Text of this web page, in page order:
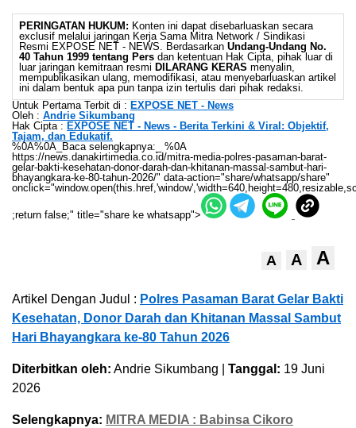
PERINGATAN HUKUM: Konten ini dapat disebarluaskan secara
exclusif melalui jaringan Kerja Sama Mitra Network / Sindikasi
Resmi EXPOSE NET - NEWS. Berdasarkan Undang-Undang No.
40 Tahun 1999 tentang Pers dan ketentuan Hak Cipta, pihak luar di
luar jaringan kemitraan resmi DILARANG KERAS menyalin,
mempublikasikan ulang, memodifikasi, atau menyebarluaskan artikel
ini dalam bentuk apa pun tanpa izin tertulis dari pihak redaksi.
Untuk Pertama Terbit di : EXPOSE NET - News
Oleh : Andrie Sikumbang
Hak Cipta : EXPOSE NET - News - Berita Terkini & Viral: Objektif,
Tajam, dan Edukatif.
%0A%0A_Baca selengkapnya:_ %0A
https://news.danakirtimedia.co.id/mitra-media-polres-pasaman-barat-
gelar-bakti-kesehatan-donor-darah-dan-khitanan-massal-sambut-hari-
bhayangkara-ke-80-tahun-2026/" data-action="share/whatsapp/share"
;return false;" title="share ke whatsapp">
A A A
Artikel Dengan Judul : Polres Pasaman Barat Gelar Bakti
Kesehatan, Donor Darah dan Khitanan Massal Sambut
Hari Bhayangkara ke-80 Tahun 2026
Diterbitkan oleh: Andrie Sikumbang | Tanggal: 19 Juni
2026
Selengkapnya: MITRA MEDIA : Babinsa Cikoro